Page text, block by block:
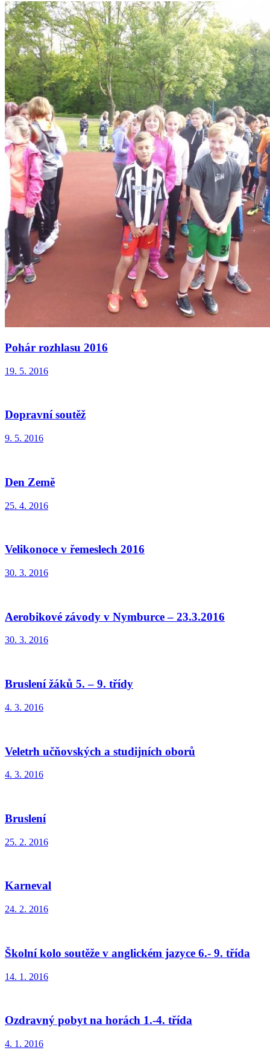
Pohár rozhlasu 2016
19. 5. 2016
Dopravní soutěž
9. 5. 2016
Den Země
25. 4. 2016
Velikonoce v řemeslech 2016
30. 3. 2016
Aerobikové závody v Nymburce – 23.3.2016
30. 3. 2016
Bruslení žáků 5. – 9. třídy
4. 3. 2016
Veletrh učňovských a studijních oborů
4. 3. 2016
Bruslení
25. 2. 2016
Karneval
24. 2. 2016
Školní kolo soutěže v anglickém jazyce 6.- 9. třída
14. 1. 2016
Ozdravný pobyt na horách 1.-4. třída
4. 1. 2016